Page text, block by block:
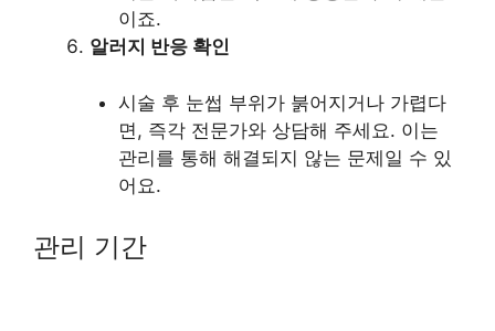
이죠.
알러지 반응 확인
시술 후 눈썹 부위가 붉어지거나 가렵다
면, 즉각 전문가와 상담해 주세요. 이는
관리를 통해 해결되지 않는 문제일 수 있
어요.
관리 기간